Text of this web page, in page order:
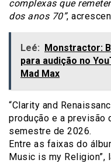
complexas que
dos anos 70”,
Leé: Monstractor:
para audição no
Mad Max
“Clarity and
produção e a previsão
semestre de 2026.
Entre as faixas do
Music is my Religion”,